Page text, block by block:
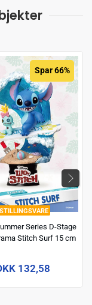
Spar 66%
Series D-Stage
Stitch Surf 15 cm
132,58